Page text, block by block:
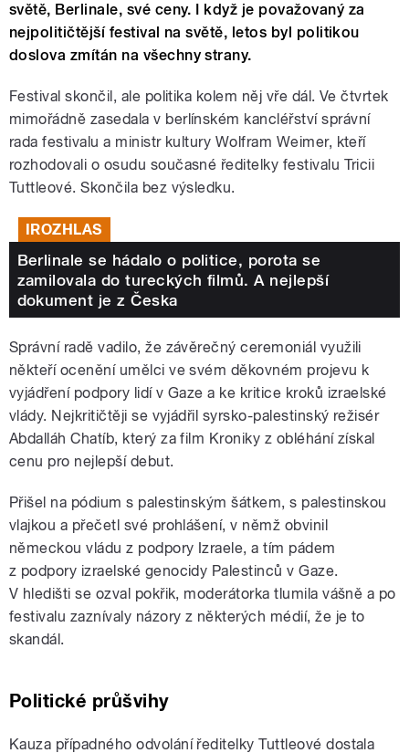
světě, Berlinale, své ceny. I když je považovaný za
nejpolitičtější festival na světě, letos byl politikou
doslova zmítán na všechny strany.
Festival skončil, ale politika kolem něj vře dál. Ve čtvrtek
mimořádně zasedala v berlínském kancléřství správní
rada festivalu a ministr kultury Wolfram Weimer, kteří
rozhodovali o osudu současné ředitelky festivalu Tricii
Tuttleové. Skončila bez výsledku.
IROZHLAS
Berlinale se hádalo o politice, porota se
zamilovala do tureckých filmů. A nejlepší
dokument je z Česka
Správní radě vadilo, že závěrečný ceremoniál využili
někteří ocenění umělci ve svém děkovném projevu k
vyjádření podpory lidí v Gaze a ke kritice kroků izraelské
vlády. Nejkritičtěji se vyjádřil syrsko-palestinský režisér
Abdalláh Chatíb, který za film Kroniky z obléhání získal
cenu pro nejlepší debut.
Přišel na pódium s palestinským šátkem, s palestinskou
vlajkou a přečetl své prohlášení, v němž obvinil
německou vládu z podpory Izraele, a tím pádem
z podpory izraelské genocidy Palestinců v Gaze.
V hledišti se ozval pokřik, moderátorka tlumila vášně a po
festivalu zaznívaly názory z některých médií, že je to
skandál.
Politické průšvihy
Kauza případného odvolání ředitelky Tuttleové dostala